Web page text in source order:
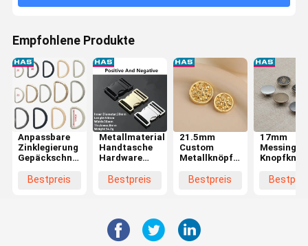
Empfohlene Produkte
Anpassbare
Zinklegierung
Gepäckschnalle
personalisierte
Bestpreis
Metallmaterial
Handtasche
Hardware
Schnellentlastung
Bestpreis
21.5mm
Custom
Metallknöpfe
Hosen Knopf
Bestpreis
17mm
Messing